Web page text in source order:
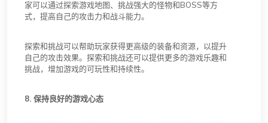
家可以通过探索游戏地图、挑战强大的怪物和BOSS等方
式，提高自己的攻击力和战斗能力。
探索和挑战可以帮助玩家获得更高级的装备和资源，以提升
自己的攻击效果。探索和挑战还可以提供更多的游戏乐趣和
挑战，增加游戏的可玩性和持续性。
8. 保持良好的游戏心态